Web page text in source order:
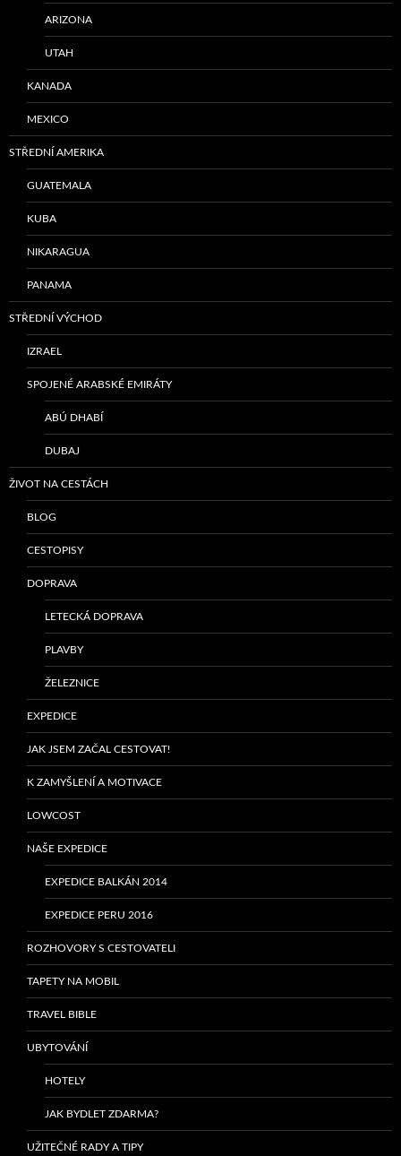
ARIZONA
UTAH
KANADA
MEXICO
STŘEDNÍ AMERIKA
GUATEMALA
KUBA
NIKARAGUA
PANAMA
STŘEDNÍ VÝCHOD
IZRAEL
SPOJENÉ ARABSKÉ EMIRÁTY
ABÚ DHABÍ
DUBAJ
ŽIVOT NA CESTÁCH
BLOG
CESTOPISY
DOPRAVA
LETECKÁ DOPRAVA
PLAVBY
ŽELEZNICE
EXPEDICE
JAK JSEM ZAČAL CESTOVAT!
K ZAMYŠLENÍ A MOTIVACE
LOWCOST
NAŠE EXPEDICE
EXPEDICE BALKÁN 2014
EXPEDICE PERU 2016
ROZHOVORY S CESTOVATELI
TAPETY NA MOBIL
TRAVEL BIBLE
UBYTOVÁNÍ
HOTELY
JAK BYDLET ZDARMA?
UŽITEČNÉ RADY A TIPY